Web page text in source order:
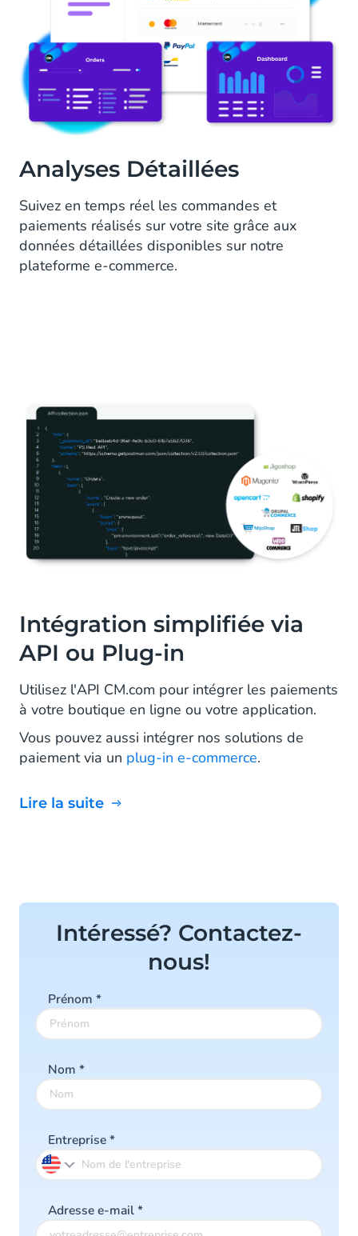
Analyses Détaillées
Suivez en temps réel les commandes et
paiements réalisés sur votre site grâce aux
données détaillées disponibles sur notre
plateforme e-commerce.
Intégration simplifiée via
API ou Plug-in
Utilisez l'API CM.com pour intégrer les paiements
à votre boutique en ligne ou votre application.
Vous pouvez aussi intégrer nos solutions de
paiement via un plug-in e-commerce.
Lire la suite
Intéressé? Contactez-
nous!
Prénom *
Nom *
Entreprise*
Adresse e-mail*